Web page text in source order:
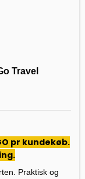
Travel
pr kundekøb.
Praktisk og